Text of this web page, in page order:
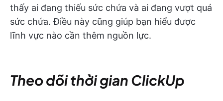
thấy ai đang thiếu sức chứa và ai đang vượt quá
sức chứa. Điều này cũng giúp bạn hiểu được
lĩnh vực nào cần thêm nguồn lực.
Theo dõi thời gian ClickUp